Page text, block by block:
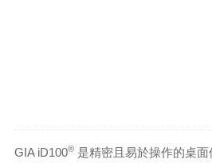
GIA iD100® 是精密且易於操作的桌